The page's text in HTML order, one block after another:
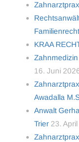
KRAA
16. Juni
Awadalla
Anwalt
Trier 23.